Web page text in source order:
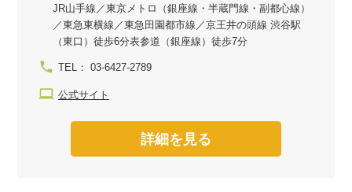
JR山手線／東京メトロ（銀座線・半蔵門線・副都心線）
／東急東横線／東急田園都市線／京王井の頭線 渋谷駅
（東口）徒歩6分表参道（銀座線）徒歩7分
TEL： 03-6427-2789
公式サイト
詳細を見る